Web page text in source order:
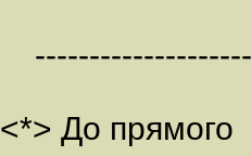
<*> До прямого